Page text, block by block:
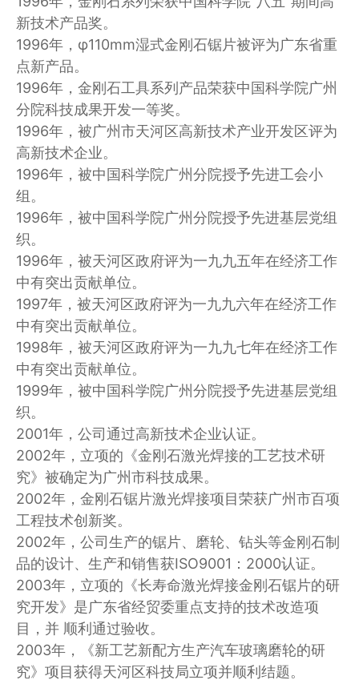
新技术产品奖。
1996年，φ110mm湿式金刚石锯片被评为广东省重
点新产品。
1996年，金刚石工具系列产品荣获中国科学院广州
分院科技成果开发一等奖。
1996年，被广州市天河区高新技术产业开发区评为
高新技术企业。
1996年，被中国科学院广州分院授予先进工会小
组。
1996年，被中国科学院广州分院授予先进基层党组
织。
1996年，被天河区政府评为一九九五年在经济工作
中有突出贡献单位。
1997年，被天河区政府评为一九九六年在经济工作
中有突出贡献单位。
1998年，被天河区政府评为一九九七年在经济工作
中有突出贡献单位。
1999年，被中国科学院广州分院授予先进基层党组
织。
2001年，公司通过高新技术企业认证。
2002年，立项的《金刚石激光焊接的工艺技术研
究》被确定为广州市科技成果。
2002年，金刚石锯片激光焊接项目荣获广州市百项
工程技术创新奖。
2002年，公司生产的锯片、磨轮、钻头等金刚石制
品的设计、生产和销售获ISO9001：2000认证。
2003年，立项的《长寿命激光焊接金刚石锯片的研
究开发》是广东省经贸委重点支持的技术改造项
目，并 顺利通过验收。
2003年，《新工艺新配方生产汽车玻璃磨轮的研
究》项目获得天河区科技局立项并顺利结题。